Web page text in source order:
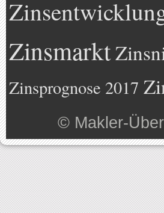
Zinsmarkt
Zinsprognose 2017
© Makler-